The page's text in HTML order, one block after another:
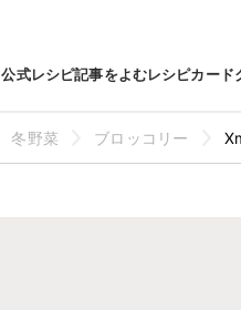
公式レシピ記事をよむレシピカード
冬野菜 ブロッコリー